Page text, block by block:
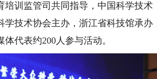
培训监管司共同指导，中国科学技术
技术协会主办，浙江省科技馆承办
代表约200人参与活动。